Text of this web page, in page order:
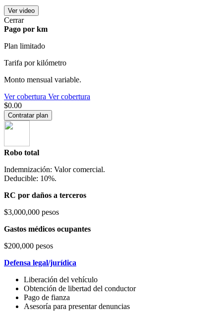
Ver video
Cerrar
Pago por km
Plan limitado
Tarifa por kilómetro
Monto mensual variable.
Ver cobertura Ver cobertura
$0.00
Contratar plan
Robo total
Indemnización: Valor comercial.
Deducible: 10%.
RC por daños a terceros
$3,000,000 pesos
Gastos médicos ocupantes
$200,000 pesos
Defensa legal/jurídica
Liberación del vehículo
Obtención de libertad del conductor
Pago de fianza
Asesoría para presentar denuncias